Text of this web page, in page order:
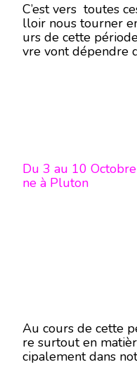
C’est vers toutes
lloir nous tourner
urs de cette
vre vont dépendre
Du 3 au 10
ne à Pluton
Au cours de cette
re surtout en
cipalement dans